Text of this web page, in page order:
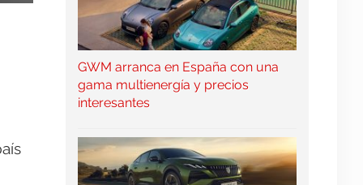
GWM arranca en España con una
gama multienergía y precios
interesantes